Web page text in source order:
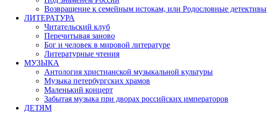
Возвращение к семейным истокам, или Родословные детективы
ЛИТЕРАТУРА
Читательский клуб
Перечитывая заново
Бог и человек в мировой литературе
Литературные чтения
МУЗЫКА
Антология христианской музыкальной культуры
Музыка петербургских храмов
Маленький концерт
Забытая музыка при дворах российских императоров
ДЕТЯМ